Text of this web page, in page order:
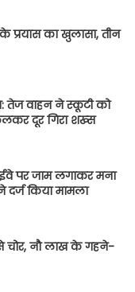
का खुलासा, तीन
तेज वाहन ने स्कूटी को
दूर गिरा शख्स
पर जाम लगाकर मना
किया मामला
नौ लाख के गहने-